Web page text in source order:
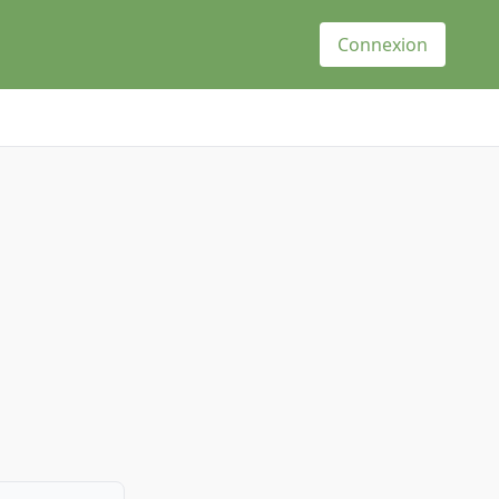
Connexion